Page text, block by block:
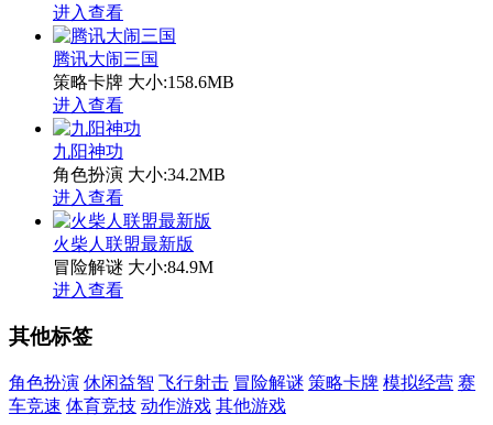
进入查看
腾讯大闹三国
策略卡牌 大小:158.6MB
进入查看
九阳神功
角色扮演 大小:34.2MB
进入查看
火柴人联盟最新版
冒险解谜 大小:84.9M
进入查看
其他标签
角色扮演 休闲益智 飞行射击 冒险解谜 策略卡牌 模拟经营 赛
车竞速 体育竞技 动作游戏 其他游戏